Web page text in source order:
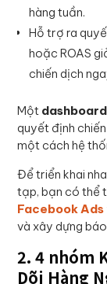
hàng tuần.
Hỗ trợ ra
hoặc ROAS
chiến dịch
Một
quyết định
một cách hệ
Để triển khai
tạp, bạn có thể
Facebook Ads
và xây dựng
2. 4 nhóm
Dõi Hàng